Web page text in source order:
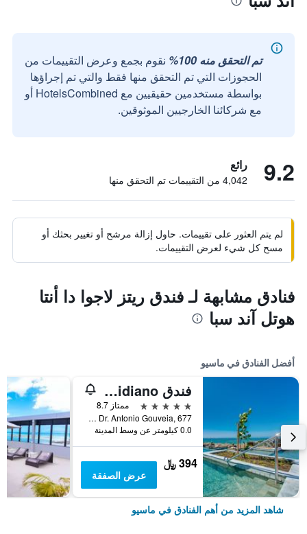
تم التحقق منه 100%
نقوم بجمع وعرض التقييمات من
الحجوزات التي تم التحقق منها فقط والتي تم إجراؤها
بواسطة مستخدمين حقيقيين مع HotelsCombined أو
مع شركائنا الخارجيين الموثوقين.
9.2 رائع
4,042 من التقييمات تم التحقق منها
لم يتم العثور على تقييمات. حاول إزالة مرشح أو تغيير بحثك أو
مسح كل شيء لعرض التقييمات.
فنادق مشابهة لـ فندق ريتز لاجوا دا أنتا
هوتل آند سبا
أفضل الفنادق في ماسيو
فندق Meridiano
5 نجوم
ممتاز 8.7
Avenida Dr. Antonio Gouveia, 677, ماسيو, البرازيل
0.0 كيلومتر عن وسط المدينة
394 ﷼
عرض الصفقة
شاهد المزيد من أهم الفنادق في ماسيو